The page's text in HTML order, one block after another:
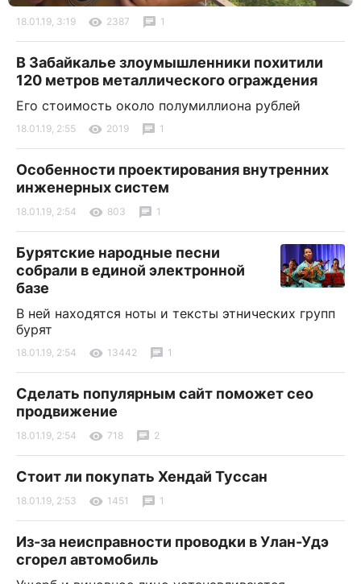
18.01.19, 3:19 2387 1
В Забайкалье злоумышленники похитили
120 метров металлического ограждения
Его стоимость около полумиллиона рублей
18.01.19, 2:55 2019 1
Особенности проектирования внутренних
инженерных систем
18.01.19, 2:54 803 1
Бурятские народные песни
собрали в единой электронной
базе
В ней находятся ноты и тексты этнических групп
бурят
18.01.19, 2:54 13442 1
Сделать популярным сайт поможет сео
продвижение
18.01.19, 2:54 718 2
Стоит ли покупать Хендай Туссан
18.01.19, 2:53 1451 1
Из-за неисправности проводки в Улан-Удэ
сгорел автомобиль